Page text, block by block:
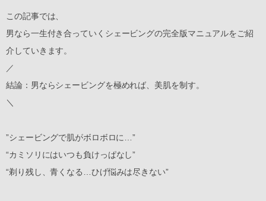
この記事では、
男なら一生付き合っていくシェービングの完全版マニュアルをご紹
介していきます。
／
結論：男ならシェービングを極めれば、美肌を制す。
＼
”シェービングで肌がボロボロに…”
“カミソリにはいつも負けっぱなし”
“剃り残し、青くなる…ひげ悩みは尽きない”